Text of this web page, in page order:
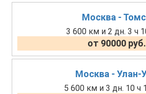
Москва -
3 600 км и 2 дн. 3 ч
от 90000 руб.
Москва - Улан-
5 600 км и 3 дн. 10 ч